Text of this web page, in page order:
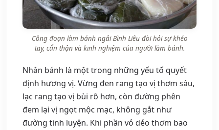
Công đoạn làm bánh ngải Bình Liêu đòi hỏi sự khéo
tay, cẩn thận và kinh nghiệm của người làm bánh.
Nhân bánh là một trong những yếu tố quyết
định hương vị. Vừng đen rang tạo vị thơm sâu,
lạc rang tạo vị bùi rõ hơn, còn đường phên
đem lại vị ngọt mộc mạc, không gắt như
đường tinh luyện. Khi phần vỏ dẻo thơm bao